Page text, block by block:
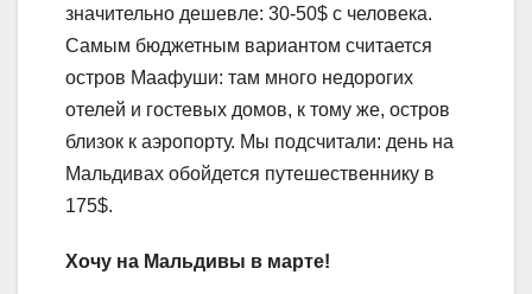
значительно дешевле: 30-50$ с человека.
Самым бюджетным вариантом считается
остров Маафуши: там много недорогих
отелей и гостевых домов, к тому же, остров
близок к аэропорту. Мы подсчитали: день на
Мальдивах обойдется путешественнику в
175$.
Хочу на Мальдивы в марте!